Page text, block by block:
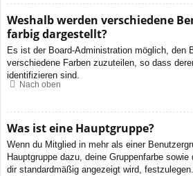
Weshalb werden verschiedene
farbig dargestellt?
Es ist der Board-Administration möglich, den
verschiedene Farben zuzuteilen, so dass
identifizieren sind.
Nach oben
Was ist eine Hauptgruppe?
Wenn du Mitglied in mehr als einer
Hauptgruppe dazu, deine Gruppenfarbe sowie
dir standardmäßig angezeigt wird,